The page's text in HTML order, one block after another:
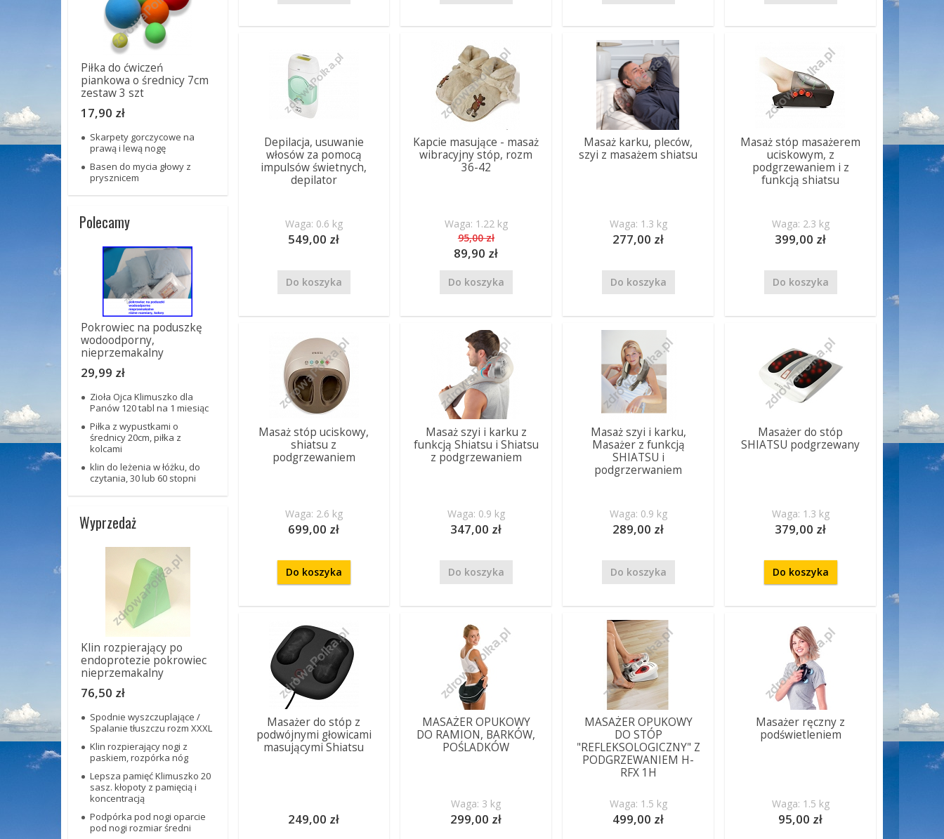
Depilacja, usuwanie
włosów za pomocą
impulsów świetnych,
depilator
Waga: 0.6 kg
549,00 zł
Do koszyka
Kapcie masujące - masaż
wibracyjny stóp, rozm
36-42
Waga: 1.22 kg
95,00 zł
89,90 zł
Do koszyka
Masaż karku, pleców,
szyi z masażem shiatsu
Waga: 1.3 kg
277,00 zł
Do koszyka
Masaż stóp masażerem
uciskowym, z
podgrzewaniem i z
funkcją shiatsu
Waga: 2.3 kg
399,00 zł
Do koszyka
Masaż stóp uciskowy,
shiatsu z
podgrzewaniem
Waga: 2.6 kg
699,00 zł
Do koszyka
Masaż szyi i karku z
funkcją Shiatsu i Shiatsu
z podgrzewaniem
Waga: 0.9 kg
347,00 zł
Do koszyka
Masaż szyi i karku,
Masażer z funkcją
SHIATSU i
podgrzerwaniem
Waga: 0.9 kg
289,00 zł
Do koszyka
Masażer do stóp
SHIATSU podgrzewany
Waga: 1.3 kg
379,00 zł
Do koszyka
Masażer do stóp z
podwójnymi głowicami
masującymi Shiatsu
249,00 zł
MASAŻER OPUKOWY
DO RAMION, BARKÓW,
POŚLADKÓW
Waga: 3 kg
299,00 zł
MASAŻER OPUKOWY
DO STÓP
"REFLEKSOLOGICZNY" Z
PODGRZEWANIEM H-
RFX 1H
Waga: 1.5 kg
499,00 zł
Masażer ręczny z
podświetleniem
Waga: 1.5 kg
95,00 zł
Piłka do ćwiczeń
piankowa o średnicy 7cm
zestaw 3 szt
17,90 zł
Skarpety gorczycowe na
prawą i lewą nogę
Basen do mycia głowy z
prysznicem
Polecamy
Pokrowiec na poduszkę
wodoodporny,
nieprzemakalny
29,99 zł
Zioła Ojca Klimuszko dla
Panów 120 tabl na 1 miesiąc
Piłka z wypustkami o
średnicy 20cm, piłka z
kolcami
klin do leżenia w łóżku, do
czytania, 30 lub 60 stopni
Wyprzedaż
Klin rozpierający po
endoprotezie pokrowiec
nieprzemakalny
76,50 zł
Spodnie wyszczuplające /
Spalanie tłuszczu rozm XXXL
Klin rozpierający nogi z
paskiem, rozpórka nóg
Lepsza pamięć Klimuszko 20
sasz. kłopoty z pamięcią i
koncentracją
Podpórka pod nogi oparcie
pod nogi rozmiar średni